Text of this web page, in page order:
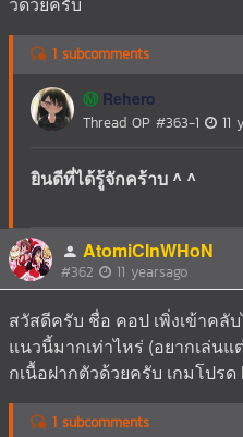
1 subcomments
Ⓜ️ Rehero
Thread OP #363-1 11
ยินดีที่ได้รู้จักคร้าบ ^ ^
AtomiCInWHoN
#362 11 yearsago
สวัสดีครับ ชื่อ คอป เพิ่งเข้าคลั
แนวนี้มากเท่าไหร่ (อยากเล่น
กเนื้อฝากตัวด้วยครับ เกมโปรด
1 subcomments